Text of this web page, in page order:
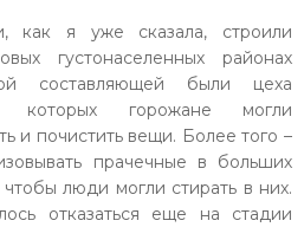
как я уже сказала, строили
густонаселенных районах
составляющей были цеха
которых горожане могли
и почистить вещи. Более того –
прачечные в больших
люди могли стирать в них.
отказаться еще на стадии